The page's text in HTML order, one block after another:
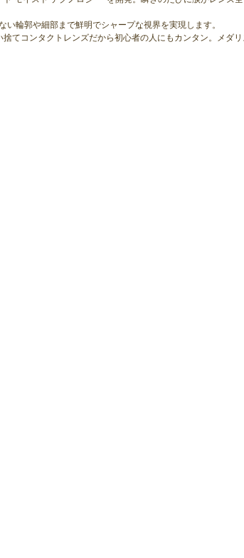
い輪郭や細部まで鮮明でシャープな視界を実現します。
てコンタクトレンズだから初心者の人にもカンタン。メダ